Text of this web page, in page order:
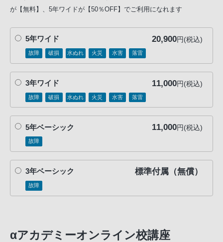
が【無料】、5年ワイドが【50％OFF】でご利用になれます
5年ワイド 20,900円(税込)
故障 破損 水ぬれ 火災 水害 落雷
3年ワイド 11,000円(税込)
故障 破損 水ぬれ 火災 水害 落雷
5年ベーシック 11,000円(税込)
故障
3年ベーシック 標準付属（無償）
故障
αアカデミーオンライン校講座